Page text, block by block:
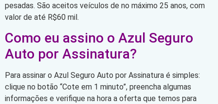
pesadas. São aceitos veículos de no máximo 25 anos, com
valor de até R$60 mil.
Como eu assino o Azul Seguro
Auto por Assinatura?
Para assinar o Azul Seguro Auto por Assinatura é simples:
clique no botão “Cote em 1 minuto”, preencha algumas
informações e verifique na hora a oferta que temos para